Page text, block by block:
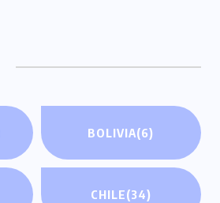
BOLIVIA(6)
CHILE(34)